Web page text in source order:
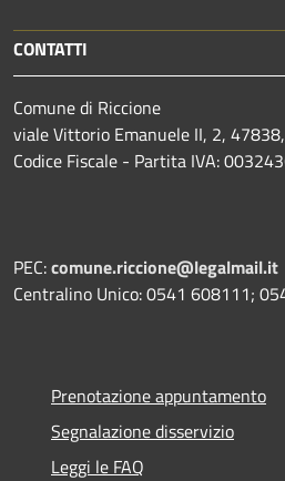
CONTATTI
Comune di Riccione
viale Vittorio Emanuele II, 2,
Codice Fiscale - Partita IVA:
PEC:comune.riccione@legalmail.it
Centralino Unico: 0541 608111;
Prenotazione appuntamento
Segnalazione disservizio
Leggi le FAQ